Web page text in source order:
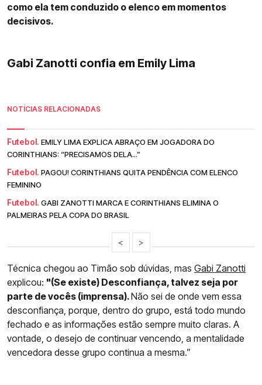
como ela tem conduzido o elenco em momentos
decisivos.
Gabi Zanotti confia em Emily Lima
NOTÍCIAS RELACIONADAS
Futebol. EMILY LIMA EXPLICA ABRAÇO EM JOGADORA DO
CORINTHIANS: “PRECISAMOS DELA...”
Futebol. PAGOU! CORINTHIANS QUITA PENDÊNCIA COM ELENCO
FEMININO
Futebol. GABI ZANOTTI MARCA E CORINTHIANS ELIMINA O
PALMEIRAS PELA COPA DO BRASIL
< >
Técnica chegou ao Timão sob dúvidas, mas Gabi Zanotti
explicou: "(Se existe) Desconfiança, talvez seja por
parte de vocês (imprensa).Não sei de onde vem essa
desconfiança, porque, dentro do grupo, está todo mundo
fechado e as informações estão sempre muito claras. A
vontade, o desejo de continuar vencendo, a mentalidade
vencedora desse grupo continua a mesma.”